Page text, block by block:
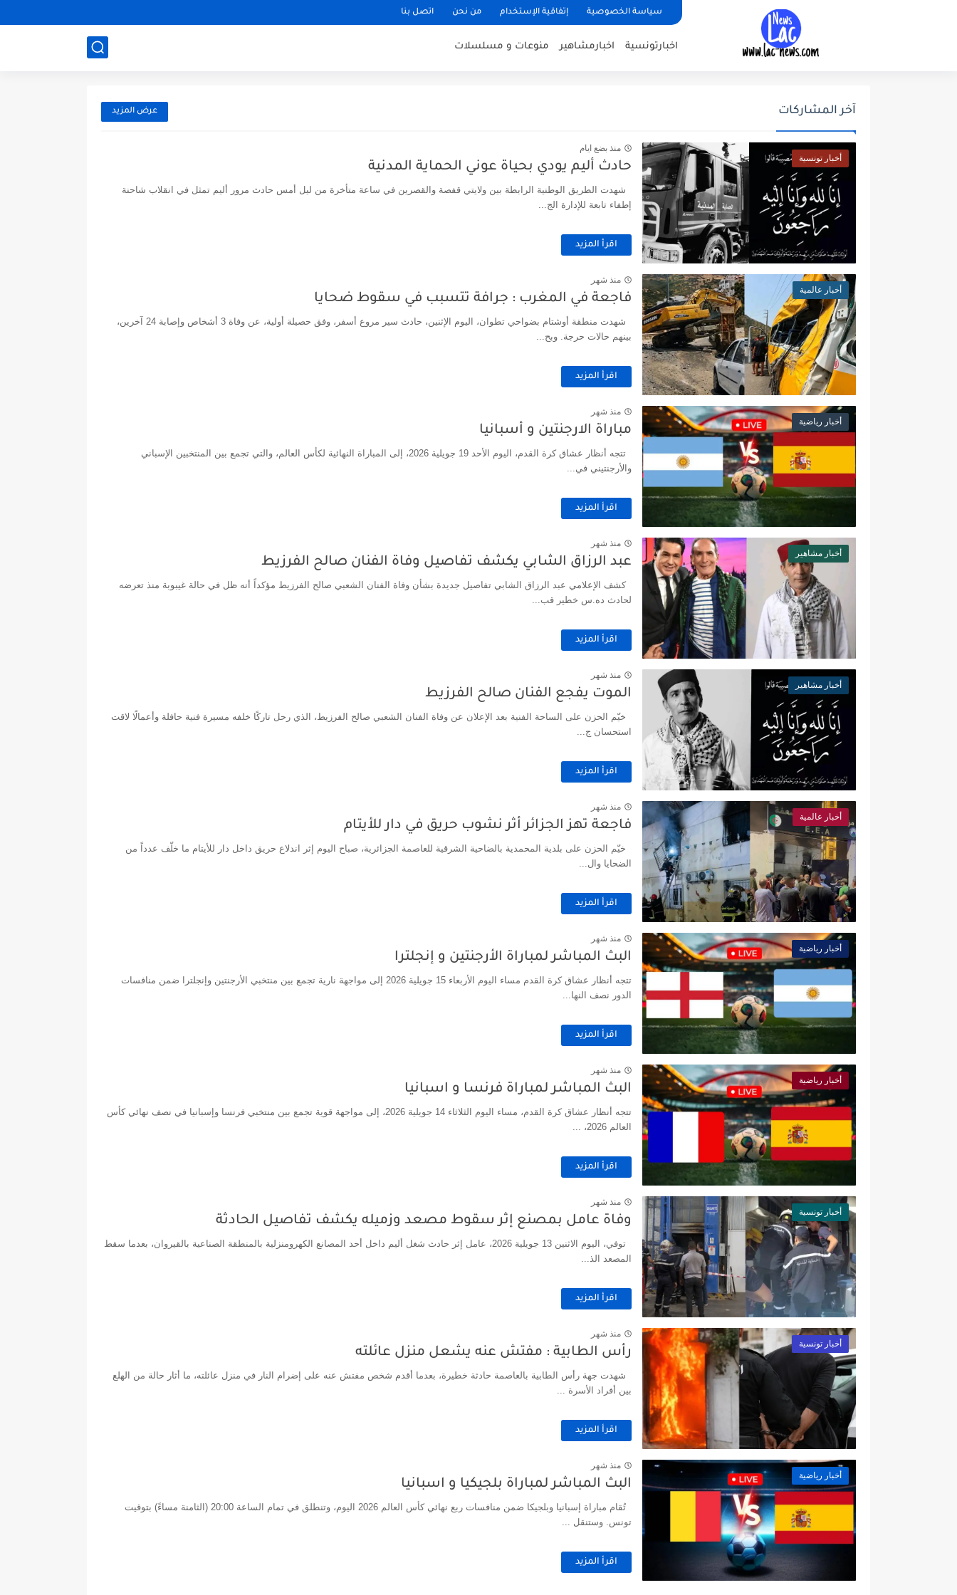
سياسة الخصوصية إتفاقية الإستخدام من نحن اتصل بنا
اخبارتونسية اخبارمشاهير منوعات و مسلسلات
آخر المشاركات عرض المزيد
أخبار تونسية
منذ بضع ايام
حادث أليم يودي بحياة عوني الحماية المدنية
شهدت الطريق الوطنية الرابطة بين ولايتي قفصة والقصرين في ساعة متأخرة من ليل أمس حادث مرور أليم تمثل في انقلاب شاحنة
إطفاء تابعة للإدارة الج...
اقرأ المزيد
أخبار عالمية
منذ شهر
فاجعة في المغرب : جرافة تتسبب في سقوط ضحايا
شهدت منطقة أوشتام بضواحي تطوان، اليوم الإثنين، حادث سير مروع أسفر، وفق حصيلة أولية، عن وفاة 3 أشخاص وإصابة 24 آخرين،
بينهم حالات حرجة. وبح...
اقرأ المزيد
أخبار رياضية
منذ شهر
مباراة الارجنتين و أسبانيا
تتجه أنظار عشاق كرة القدم، اليوم الأحد 19 جويلية 2026، إلى المباراة النهائية لكأس العالم، والتي تجمع بين المنتخبين الإسباني
والأرجنتيني في...
اقرأ المزيد
أخبار مشاهير
منذ شهر
عبد الرزاق الشابي يكشف تفاصيل وفاة الفنان صالح الفرزيط
كشف الإعلامي عبد الرزاق الشابي تفاصيل جديدة بشأن وفاة الفنان الشعبي صالح الفرزيط مؤكداً أنه ظل في حالة غيبوبة منذ تعرضه
لحادث ده.س خطير قب...
اقرأ المزيد
أخبار مشاهير
منذ شهر
الموت يفجع الفنان صالح الفرزيط
خيّم الحزن على الساحة الفنية بعد الإعلان عن وفاة الفنان الشعبي صالح الفرزيط، الذي رحل تاركًا خلفه مسيرة فنية حافلة وأعمالًا لاقت
استحسان ج...
اقرأ المزيد
أخبار عالمية
منذ شهر
فاجعة تهز الجزائر أثر نشوب حريق في دار للأيتام
خيّم الحزن على بلدية المحمدية بالضاحية الشرقية للعاصمة الجزائرية، صباح اليوم إثر اندلاع حريق داخل دار للأيتام ما خلّف عدداً من
الضحايا وال...
اقرأ المزيد
أخبار رياضية
منذ شهر
البث المباشر لمباراة الأرجنتين و إنجلترا
تتجه أنظار عشاق كرة القدم مساء اليوم الأربعاء 15 جويلية 2026 إلى مواجهة نارية تجمع بين منتخبي الأرجنتين وإنجلترا ضمن منافسات
الدور نصف النها...
اقرأ المزيد
أخبار رياضية
منذ شهر
البث المباشر لمباراة فرنسا و اسبانيا
تتجه أنظار عشاق كرة القدم، مساء اليوم الثلاثاء 14 جويلية 2026، إلى مواجهة قوية تجمع بين منتخبي فرنسا وإسبانيا في نصف نهائي كأس
العالم 2026، ...
اقرأ المزيد
أخبار تونسية
منذ شهر
وفاة عامل بمصنع إثر سقوط مصعد وزميله يكشف تفاصيل الحادثة
توفي، اليوم الاثنين 13 جويلية 2026، عامل إثر حادث شغل أليم داخل أحد المصانع الكهرومنزلية بالمنطقة الصناعية بالقيروان، بعدما سقط
المصعد الذ...
اقرأ المزيد
أخبار تونسية
منذ شهر
رأس الطابية : مفتش عنه يشعل منزل عائلته
شهدت جهة رأس الطابية بالعاصمة حادثة خطيرة، بعدما أقدم شخص مفتش عنه على إضرام النار في منزل عائلته، ما أثار حالة من الهلع
بين أفراد الأسرة ...
اقرأ المزيد
أخبار رياضية
منذ شهر
البث المباشر لمباراة بلجيكيا و اسبانيا
تُقام مباراة إسبانيا وبلجيكا ضمن منافسات ربع نهائي كأس العالم 2026 اليوم، وتنطلق في تمام الساعة 20:00 (الثامنة مساءً) بتوقيت
تونس. وستنقل ...
اقرأ المزيد